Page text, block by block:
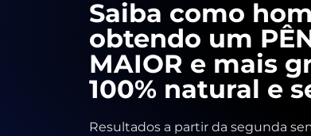
Saiba como
obtendo um
MAIOR e mais
100% natural e
Resultados a partir da segunda